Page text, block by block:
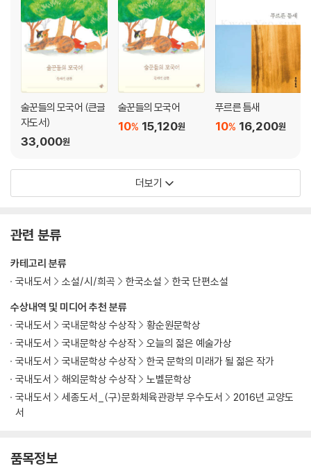
술꾼들의 모국어 (큰글
자도서)
33,000원
술꾼들의 모국어
15,120원
10%
푸르른 틈새
16,200원
10%
더보기
관련 분류
수상내역 및 미디어 추천 분류
국내도서
국내문학상 수상작
황순원문학상
국내도서
국내문학상 수상작
오늘의 젊은 예술가상
국내도서
국내문학상 수상작
한국 문학의 미래가 될 젊은 작가
국내도서
해외문학상 수상작
노벨문학상
국내도서
세종도서_(구)문화체육관광부 우수도서
2016년 교양도
서
카테고리 분류
국내도서
소설/시/희곡 한국소설 한국 단편소설
품목정보